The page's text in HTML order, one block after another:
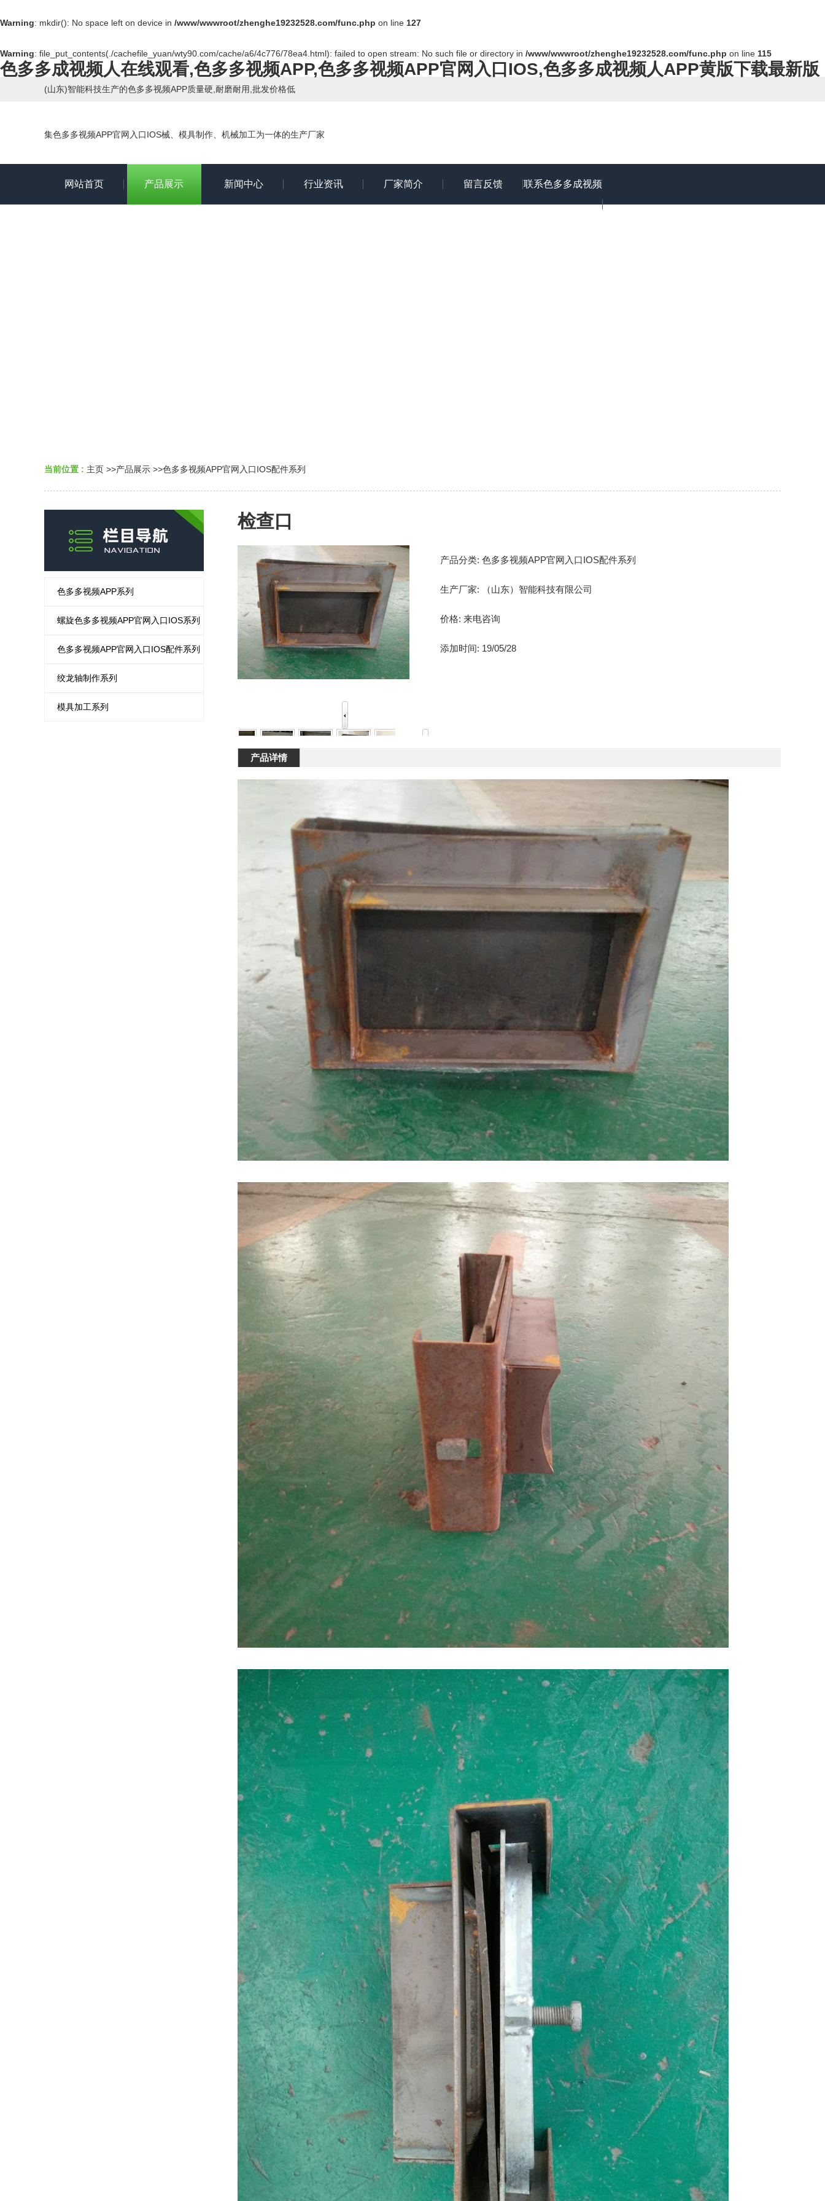
Warning: mkdir(): No space left on device in /www/wwwroot/zhenghe19232528.com/func.php on line 127
Warning: file_put_contents(./cachefile_yuan/wty90.com/cache/a6/4c776/78ea4.html): failed to open stream: No such file or directory in /www/wwwroot/zhenghe19232528.com/func.php on line 115
色多多成视频人在线观看,色多多视频APP,色多多视频APP官网入口IOS,色多多成视频人APP黄版下载最新版
(山东)智能科技生产的色多多视频APP质量硬,耐磨耐用,批发价格低
集色多多视频APP官网入口IOS械、模具制作、机械加工为一体的生产厂家
网站首页 产品展示 新闻中心 行业资讯 厂家简介 留言反馈 联系色多多成视频
当前位置 : 主页 >>产品展示 >>色多多视频APP官网入口IOS配件系列
色多多视频APP系列
螺旋色多多视频APP官网入口IOS系列
色多多视频APP官网入口IOS配件系列
绞龙轴制作系列
模具加工系列
检查口
产品分类: 色多多视频APP官网入口IOS配件系列
生产厂家: （山东）智能科技有限公司
价格: 来电咨询
添加时间: 19/05/28
产品详情